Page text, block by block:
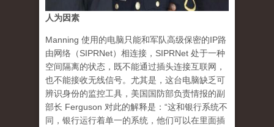
人为因素
Manning 使用的电脑只能和军队高级保密的IP路
由网络（SIPRNet）相连接，SIPRNet 处于一种
空间隔离的状态，既不能通过插头连接互联网，
也不能接收无线信号。尤其是，这台电脑缺乏可
辨识身份的监控工具，美国国防部负责情报的副
部长 Ferguson 对此的解释是：“这和银行系统不
同，银行运行着单一的系统，他们可以在里面插